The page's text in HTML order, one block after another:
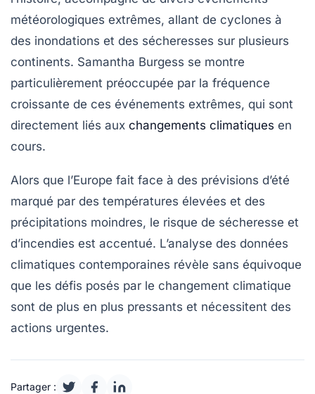
météorologiques extrêmes, allant de cyclones à
des inondations et des sécheresses sur plusieurs
continents. Samantha Burgess se montre
particulièrement préoccupée par la fréquence
croissante de ces événements extrêmes, qui sont
directement liés aux changements climatiques en
cours.
Alors que l’Europe fait face à des prévisions d’été
marqué par des températures élevées et des
précipitations moindres, le risque de sécheresse et
d’incendies est accentué. L’analyse des données
climatiques contemporaines révèle sans équivoque
que les défis posés par le changement climatique
sont de plus en plus pressants et nécessitent des
actions urgentes.
Partager :